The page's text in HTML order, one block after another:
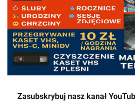
Zasubskrybuj nasz kanał